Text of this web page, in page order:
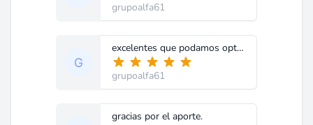
grupoalfa61
excelentes que podamos optar avarios cursos
grupoalfa61
gracias por el aporte.